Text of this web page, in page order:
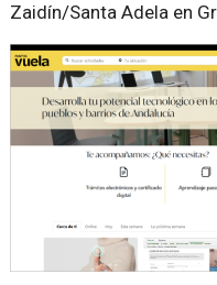
Zaidín/Santa Adela en